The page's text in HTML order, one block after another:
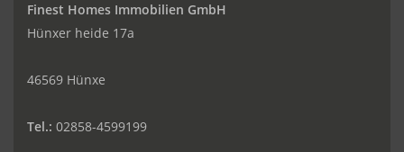
Finest Homes Immobilien GmbH
Hünxer heide 17a
46569 Hünxe
Tel.: 02858-4599199